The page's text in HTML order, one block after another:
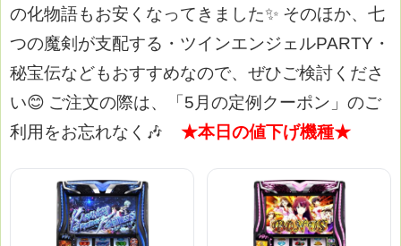
の化物語もお安くなってきました✨ そのほか、七
つの魔剣が支配する・ツインエンジェルPARTY・
秘宝伝などもおすすめなので、ぜひご検討くださ
い😊 ご注文の際は、「5月の定例クーポン」のご
利用をお忘れなく🎶
★本日の値下げ機種★